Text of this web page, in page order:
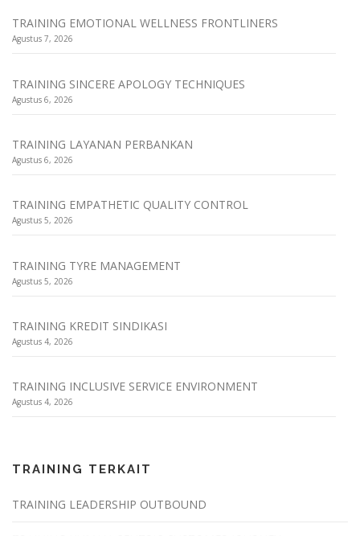
TRAINING EMOTIONAL WELLNESS FRONTLINERS
Agustus 7, 2026
TRAINING SINCERE APOLOGY TECHNIQUES
Agustus 6, 2026
TRAINING LAYANAN PERBANKAN
Agustus 6, 2026
TRAINING EMPATHETIC QUALITY CONTROL
Agustus 5, 2026
TRAINING TYRE MANAGEMENT
Agustus 5, 2026
TRAINING KREDIT SINDIKASI
Agustus 4, 2026
TRAINING INCLUSIVE SERVICE ENVIRONMENT
Agustus 4, 2026
TRAINING TERKAIT
TRAINING LEADERSHIP OUTBOUND